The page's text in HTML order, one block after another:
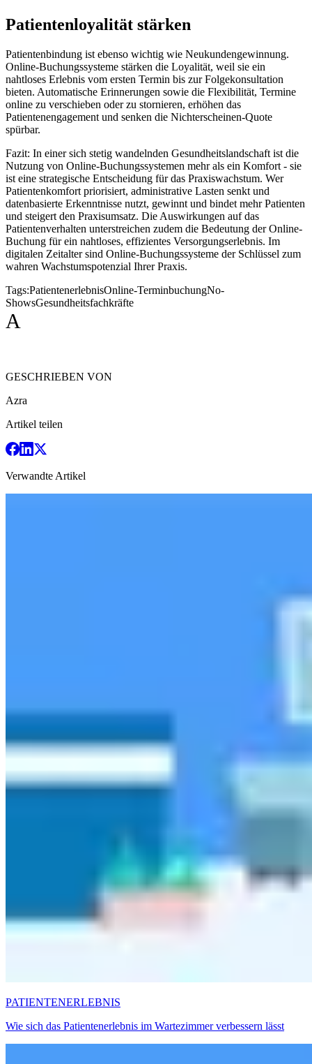
Patientenloyalität stärken
Patientenbindung ist ebenso wichtig wie Neukundengewinnung.
Online-Buchungssysteme stärken die Loyalität, weil sie ein
nahtloses Erlebnis vom ersten Termin bis zur Folgekonsultation
bieten. Automatische Erinnerungen sowie die Flexibilität, Termine
online zu verschieben oder zu stornieren, erhöhen das
Patientenengagement und senken die Nichterscheinen-Quote
spürbar.
Fazit: In einer sich stetig wandelnden Gesundheitslandschaft ist die
Nutzung von Online-Buchungssystemen mehr als ein Komfort - sie
ist eine strategische Entscheidung für das Praxiswachstum. Wer
Patientenkomfort priorisiert, administrative Lasten senkt und
datenbasierte Erkenntnisse nutzt, gewinnt und bindet mehr Patienten
und steigert den Praxisumsatz. Die Auswirkungen auf das
Patientenverhalten unterstreichen zudem die Bedeutung der Online-
Buchung für ein nahtloses, effizientes Versorgungserlebnis. Im
digitalen Zeitalter sind Online-Buchungssysteme der Schlüssel zum
wahren Wachstumspotenzial Ihrer Praxis.
Tags:PatientenerlebnisOnline-TerminbuchungNo-
ShowsGesundheitsfachkräfte
A
GESCHRIEBEN VON
Azra
Artikel teilen
Verwandte Artikel
PATIENTENERLEBNIS
Wie sich das Patientenerlebnis im Wartezimmer verbessern lässt